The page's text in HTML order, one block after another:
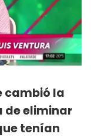
cambió la
de eliminar
tenían